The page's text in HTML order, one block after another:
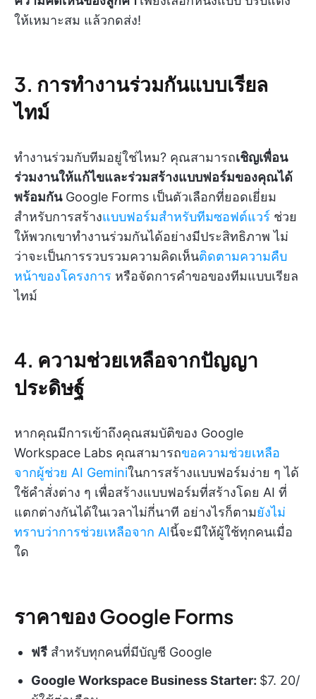
ให้เหมาะสม แล้วกดส่ง!
3. การทำงานร่วมกันแบบเรียล
ไทม์
ทำงานร่วมกับทีมอยู่ใช่ไหม? คุณสามารถเชิญเพื่อน
ร่วมงานให้แก้ไขและร่วมสร้างแบบฟอร์มของคุณได้
พร้อมกันGoogle Forms เป็นตัวเลือกที่ยอดเยี่ยม
สำหรับการสร้างแบบฟอร์มสำหรับทีมซอฟต์แวร์ ช่วย
ให้พวกเขาทำงานร่วมกันได้อย่างมีประสิทธิภาพ ไม่
ว่าจะเป็นการรวบรวมความคิดเห็นติดตามความคืบ
หน้าของโครงการ หรือจัดการคำขอของทีมแบบเรียล
ไทม์
4. ความช่วยเหลือจากปัญญา
ประดิษฐ์
หากคุณมีการเข้าถึงคุณสมบัติของ Google
Workspace Labs คุณสามารถขอความช่วยเหลือ
จากผู้ช่วย AI Geminiในการสร้างแบบฟอร์มง่าย ๆ ได้
ใช้คำสั่งต่าง ๆ เพื่อสร้างแบบฟอร์มที่สร้างโดย AI ที่
แตกต่างกันได้ในเวลาไม่กี่นาที อย่างไรก็ตามยังไม่
ทราบว่าการช่วยเหลือจาก AIนี้จะมีให้ผู้ใช้ทุกคนเมื่อ
ใด
ราคาของ Google Forms
ฟรี สำหรับทุกคนที่มีบัญชี Google
Google Workspace Business Starter: $7. 20/